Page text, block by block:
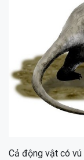
Cả động vật có